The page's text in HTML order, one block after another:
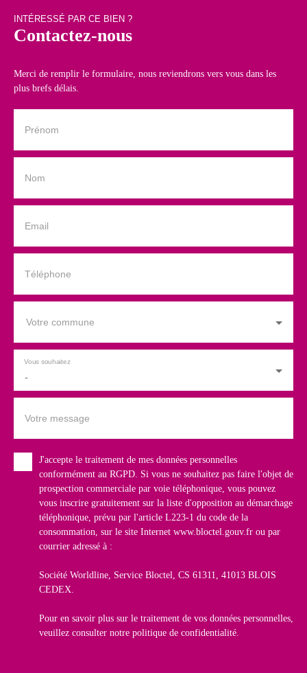
INTÉRESSÉ PAR CE BIEN ?
Contactez-nous
Merci de remplir le formulaire, nous reviendrons vers vous dans les
plus brefs délais.
Prénom
Nom
Email
Téléphone
Votre commune
-
Vous souhaitez
Votre message
J'accepte le traitement de mes données personnelles
conformément au RGPD. Si vous ne souhaitez pas faire l'objet de
prospection commerciale par voie téléphonique, vous pouvez
vous inscrire gratuitement sur la liste d'opposition au démarchage
téléphonique, prévu par l'article L223-1 du code de la
consommation, sur le site Internet www.bloctel.gouv.fr ou par
courrier adressé à :
Société Worldline, Service Bloctel, CS 61311, 41013 BLOIS
CEDEX.
Pour en savoir plus sur le traitement de vos données personnelles,
veuillez consulter notre politique de confidentialité